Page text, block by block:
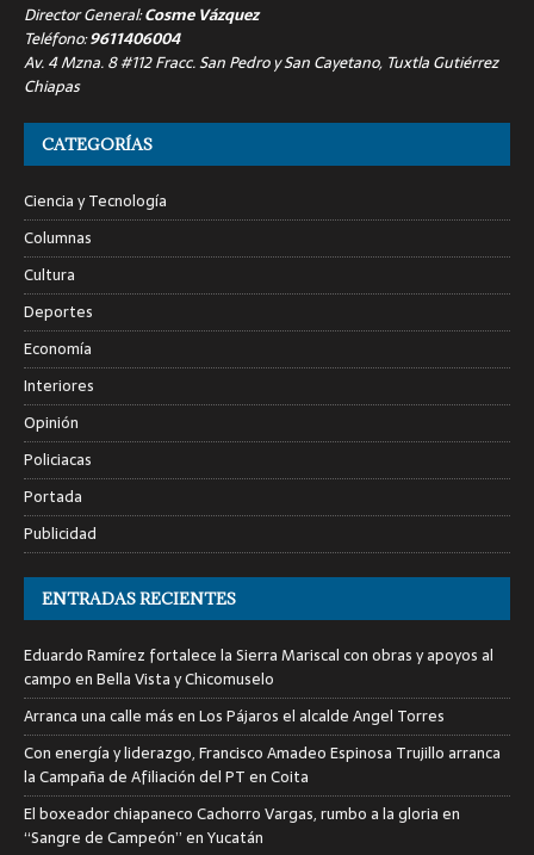
Director General:Cosme Vázquez
Teléfono:9611406004
Av. 4 Mzna. 8 #112 Fracc. San Pedro y San Cayetano, Tuxtla Gutiérrez
Chiapas
CATEGORÍAS
Ciencia y Tecnología
Columnas
Cultura
Deportes
Economía
Interiores
Opinión
Policiacas
Portada
Publicidad
ENTRADAS RECIENTES
Eduardo Ramírez fortalece la Sierra Mariscal con obras y apoyos al
campo en Bella Vista y Chicomuselo
Arranca una calle más en Los Pájaros el alcalde Angel Torres
Con energía y liderazgo, Francisco Amadeo Espinosa Trujillo arranca
la Campaña de Afiliación del PT en Coita
El boxeador chiapaneco Cachorro Vargas, rumbo a la gloria en
“Sangre de Campeón” en Yucatán